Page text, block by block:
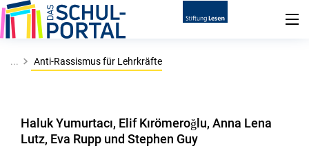
... Anti-Rassismus für Lehrkräfte
Haluk Yumurtacı, Elif Kırömeroğlu, Anna Lena
Lutz, Eva Rupp und Stephen Guy